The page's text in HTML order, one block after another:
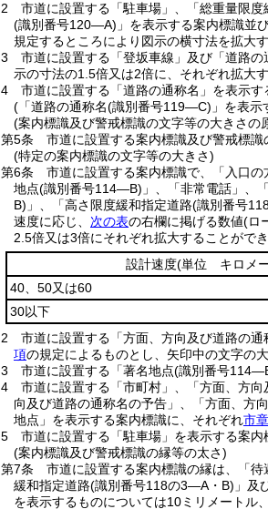
2
市道に設置する「駐車場」、「総重量限度
(識別番号120―A) 」を表示する案内標識並
規定するところにより図示の横寸法を拡大
3
市道に設置する「登坂車線」及び「道路
示の寸法の1.5倍又は2倍に、それぞれ拡大
4
市道に設置する「道路の通称名」を表示
(「道路の通称名(識別番号119―C) 」を表
(案内標識及び警戒標識の文字等の大きさの
第5条
市道に設置する案内標識及び警戒標
(特定の案内標識の文字等の大きさ)
第6条
市道に設置する案内標識で、「入口
地点(識別番号114―B) 」、「非常電話」、
B) 」、「高さ限度緩和指定道路(識別番号
速度に応じ、 次の表の右欄に掲げる数値(ロ
2.5倍又は3倍にそれぞれ拡大することができ
設計速度(単位 キロメ
40、50又は60
30以下
2
市道に設置する「方面、方向及び道路の
項の規定によるものとし、矢印中の文字の
3
市道に設置する「著名地点(識別番号
4
市道に設置する「市町村」、「方面、方
向及び道路の通称名の予告」、「方面、方
地点」を表示する案内標識に、それぞれ市章
5
市道に設置する「駐車場」を表示する案
(案内標識及び警戒標識の縁等の太さ)
第7条
市道に設置する案内標識の縁は、「
緩和指定道路(識別番号118の3―A・B) 」及
を表示するものについては10ミリメートル